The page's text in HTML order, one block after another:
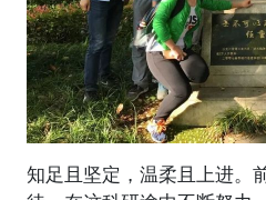
知足且坚定，温柔且上进。